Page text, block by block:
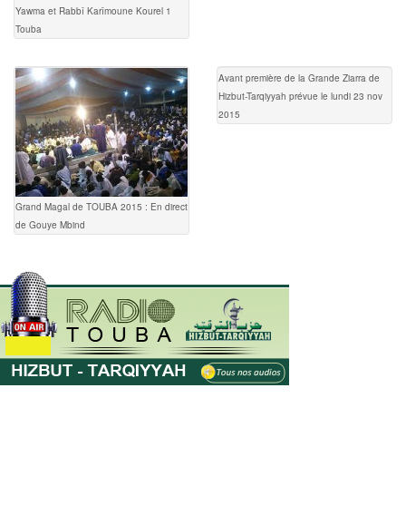
Yawma et Rabbî Karîmoune Kourel 1
Touba
Grand Magal de TOUBA 2015 : En direct
de Gouye Mbind
Avant première de la Grande Ziarra de
Hizbut-Tarqiyyah prévue le lundi 23 nov
2015